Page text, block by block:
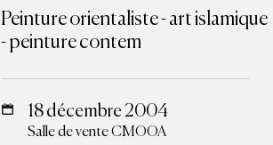
Peinture orientaliste - art islamique
- peinture contem
18 décembre 2004
Salle de vente CMOOA